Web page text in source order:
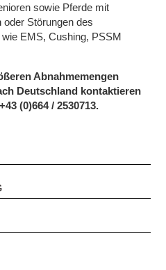
sowie Pferde mit
Störungen des
EMS, Cushing, PSSM
Abnahmemengen
Deutschland kontaktieren
(0)664 / 2530713.